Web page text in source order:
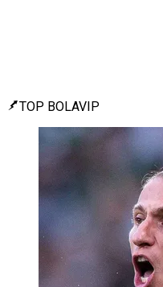
TOP BOLAVIP